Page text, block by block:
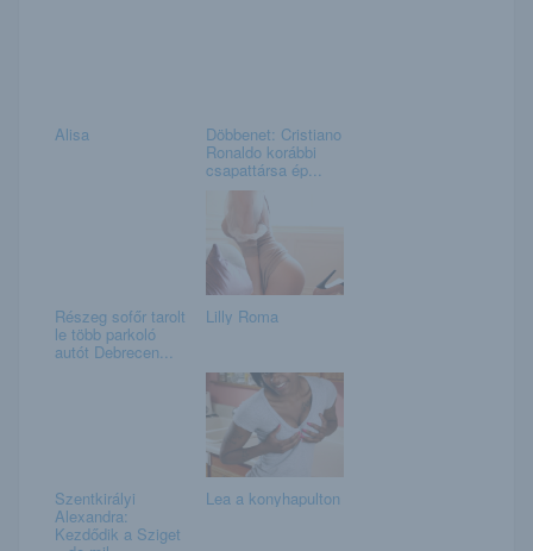
Alisa Döbbenet: Cristiano
Ronaldo korábbi
csapattársa ép...
Részeg sofőr tarolt
le több parkoló
autót Debrecen...
Lilly Roma
Szentkirályi
Alexandra:
Kezdődik a Sziget
Lea a konyhapulton